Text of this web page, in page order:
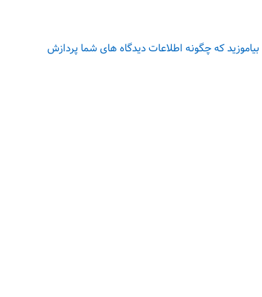
بیاموزید که چگونه اطلاعات دیدگاه های شما پردازش